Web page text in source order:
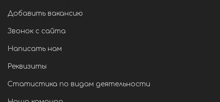
Добавить вакансию
Звонок с сайта
Написать нам
Реквизиты
Статистика по видам деятельности